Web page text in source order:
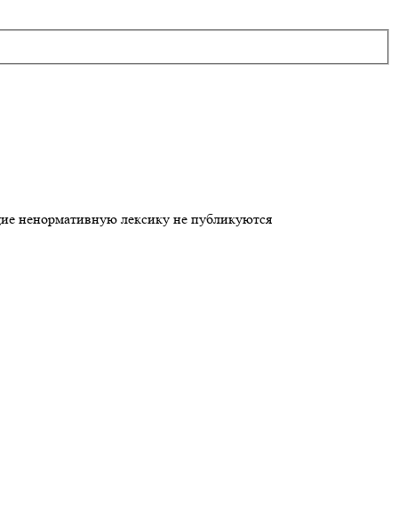
ненормативную лексику не публикуются